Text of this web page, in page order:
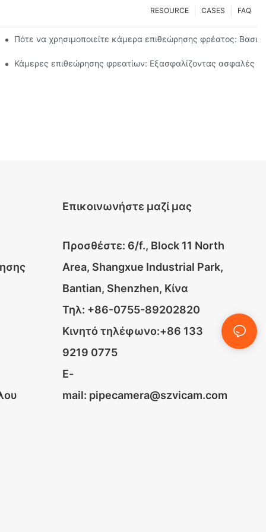
FAQ
CASES
RESOURCE
νερού
Πότε να χρησιμοποιείτε κάμερα επιθεώρησης φρέατος:
κάμερες
Κάμερες επιθεώρησης φρεατίων: Εξασφαλίζοντας ασφαλές
Επικοινωνήστε μαζί μας
Προσθέστε: 6/f., Block 11 North
Area, Shangxue Industrial Park,
Bantian, Shenzhen, Κίνα
Τηλ: +86-0755-89202820
Κινητό τηλέφωνο:+86 133
9219 0775
E-
mail: pipecamera@szvicam.com